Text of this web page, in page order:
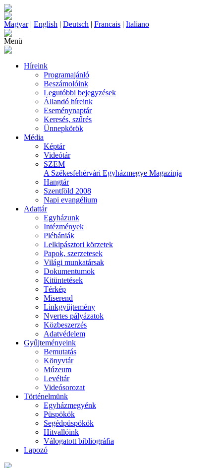
Magyar| English | Deutsch | Francais | Italiano
Menü
Híreink
Programajánló
Beszámolóink
Legutóbbi bejegyzések
Állandó híreink
Eseménynaptár
Keresés, szűrés
Ünnepkörök
Média
Képtár
Videótár
SZEM
A Székesfehérvári Egyházmegye Magazinja
Hangtár
Szentföld 2008
Napi evangélium
Adattár
Egyházunk
Intézmények
Plébániák
Lelkipásztori körzetek
Papok, szerzetesek
Világi munkatársak
Dokumentumok
Kitüntetések
Térkép
Miserend
Linkgyűjtemény
Nyertes pályázatok
Közbeszerzés
Adatvédelem
Gyűjteményeink
Bemutatás
Könyvtár
Múzeum
Levéltár
Videósorozat
Történelmünk
Egyházmegyénk
Püspökök
Segédpüspökök
Hitvallóink
Válogatott bibliográfia
Lapozó